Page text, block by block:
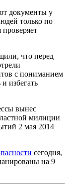
документы у
только по
что перед
с пониманием
избегать
вынес
милиции
2 мая 2014
сегодня,
на 9